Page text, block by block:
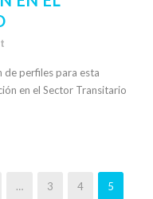
de perfiles para esta
en el Sector Transitario
… 3 4 5